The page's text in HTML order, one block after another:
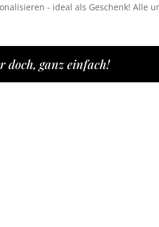
- ideal als Geschenk! Alle
doch, ganz einfach!